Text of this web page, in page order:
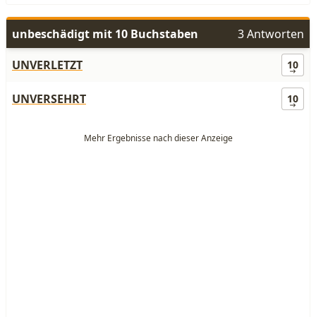
unbeschädigt mit 10 Buchstaben
3 Antworten
UNVERLETZT
10
UNVERSEHRT 10